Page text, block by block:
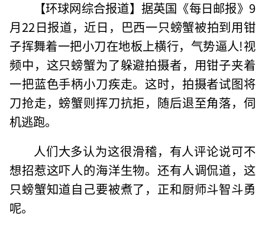
【环球网综合报道】据英国《每日邮报》9
月22日报道，近日，巴西一只螃蟹被拍到用钳
子挥舞着一把小刀在地板上横行，气势逼人!视
频中，这只螃蟹为了躲避拍摄者，用钳子夹着
一把蓝色手柄小刀疾走。这时，拍摄者试图将
刀抢走，螃蟹则挥刀抗拒，随后退至角落，伺
机逃跑。
人们大多认为这很滑稽，有人评论说可不
想招惹这吓人的海洋生物。还有人调侃道，这
只螃蟹知道自己要被煮了，正和厨师斗智斗勇
呢。